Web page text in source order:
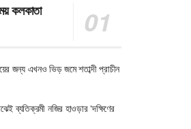
কলকাতা
জন্য এখনও ভিড় জমে শতাব্দী প্রাচীন
ব্যতিক্রমী নজির হাওড়ার ‘দক্ষিণের